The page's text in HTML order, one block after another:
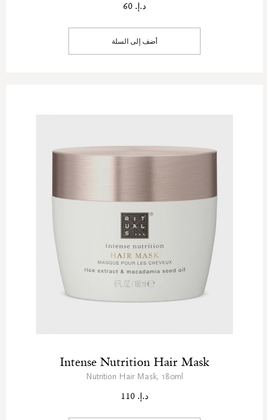
د.إ. 60
أضف إلى السلة
Intense Nutrition Hair Mask
Nutrition Hair Mask, 180ml
د.إ. 110